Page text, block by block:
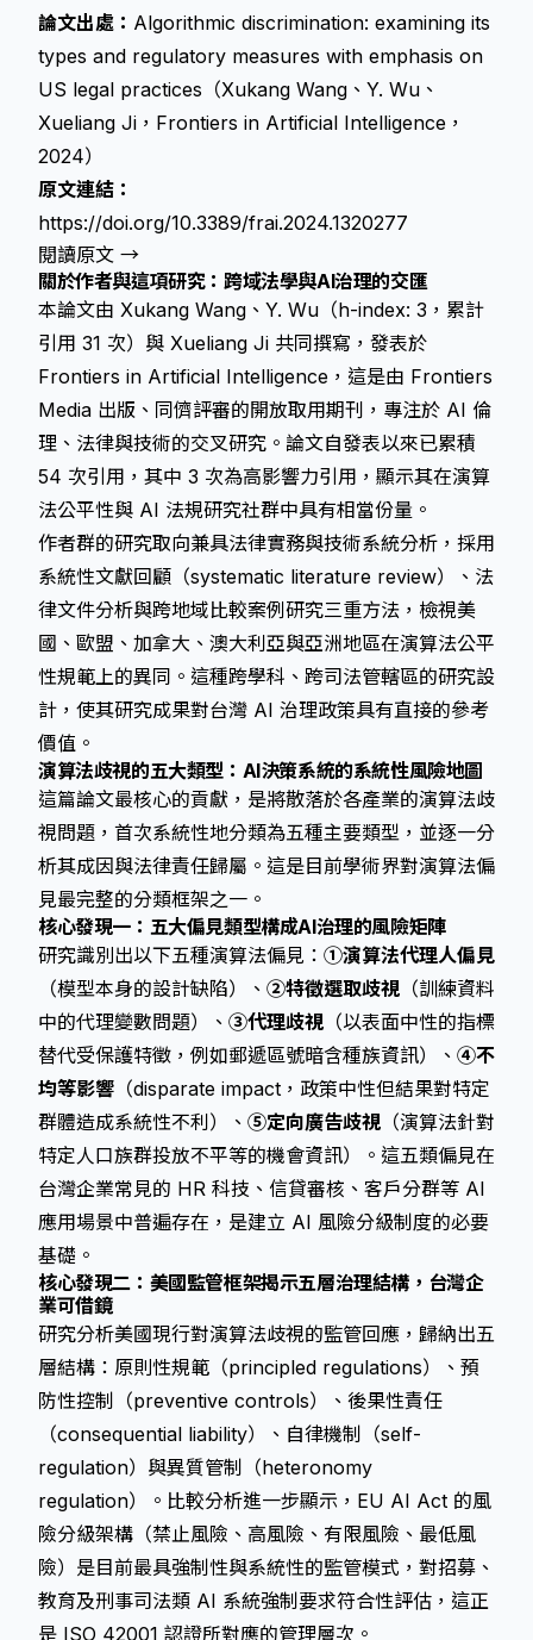
論文出處： Algorithmic discrimination: examining its
types and regulatory measures with emphasis on
US legal practices（Xukang Wang、Y. Wu、
Xueliang Ji，Frontiers in Artificial Intelligence，
2024）
原文連結：
https://doi.org/10.3389/frai.2024.1320277
閱讀原文 →
關於作者與這項研究：跨域法學與AI治理的交匯
本論文由 Xukang Wang、Y. Wu（h-index: 3，累計
引用 31 次）與 Xueliang Ji 共同撰寫，發表於
Frontiers in Artificial Intelligence ，這是由 Frontiers
Media 出版、同儕評審的開放取用期刊，專注於 AI 倫
理、法律與技術的交叉研究。論文自發表以來已累積
54 次引用，其中 3 次為高影響力引用，顯示其在演算
法公平性與 AI 法規研究社群中具有相當份量。
作者群的研究取向兼具法律實務與技術系統分析，採用
系統性文獻回顧（systematic literature review）、法
律文件分析與跨地域比較案例研究三重方法，檢視美
國、歐盟、加拿大、澳大利亞與亞洲地區在演算法公平
性規範上的異同。這種跨學科、跨司法管轄區的研究設
計，使其研究成果對台灣 AI 治理政策具有直接的參考
價值。
演算法歧視的五大類型：AI決策系統的系統性風險地圖
這篇論文最核心的貢獻，是將散落於各產業的演算法歧
視問題，首次系統性地分類為五種主要類型，並逐一分
析其成因與法律責任歸屬。這是目前學術界對演算法偏
見最完整的分類框架之一。
核心發現一：五大偏見類型構成AI治理的風險矩陣
研究識別出以下五種演算法偏見： ①演算法代理人偏見
（模型本身的設計缺陷）、 ②特徵選取歧視 （訓練資料
中的代理變數問題）、 ③代理歧視 （以表面中性的指標
替代受保護特徵，例如郵遞區號暗含種族資訊）、 ④不
均等影響 （disparate impact，政策中性但結果對特定
群體造成系統性不利）、 ⑤定向廣告歧視 （演算法針對
特定人口族群投放不平等的機會資訊）。這五類偏見在
台灣企業常見的 HR 科技、信貸審核、客戶分群等 AI
應用場景中普遍存在，是建立 AI 風險分級制度的必要
基礎。
核心發現二：美國監管框架揭示五層治理結構，台灣企
業可借鏡
研究分析美國現行對演算法歧視的監管回應，歸納出五
層結構：原則性規範（principled regulations）、預
防性控制（preventive controls）、後果性責任
（consequential liability）、自律機制（self-
regulation）與異質管制（heteronomy
regulation）。比較分析進一步顯示，EU AI Act 的風
險分級架構（禁止風險、高風險、有限風險、最低風
險）是目前最具強制性與系統性的監管模式，對招募、
教育及刑事司法類 AI 系統強制要求符合性評估，這正
是 ISO 42001 認證所對應的管理層次。